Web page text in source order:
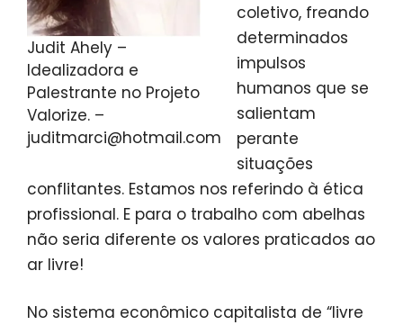
Judit Ahely –
Idealizadora e
Palestrante no Projeto
Valorize. –
juditmarci@hotmail.com
coletivo, freando
determinados
impulsos
humanos que se
salientam
perante
situações
conflitantes. Estamos nos referindo à ética
profissional. E para o trabalho com abelhas
não seria diferente os valores praticados ao
ar livre!
No sistema econômico capitalista de “livre